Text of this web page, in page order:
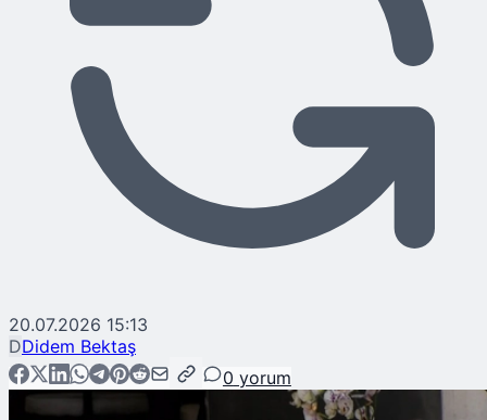
20.07.2026 15:13
DDidem Bektaş
0 yorum